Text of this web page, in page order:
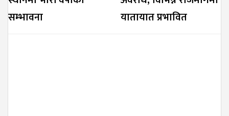
सम्भावना
यातायात प्रभावित